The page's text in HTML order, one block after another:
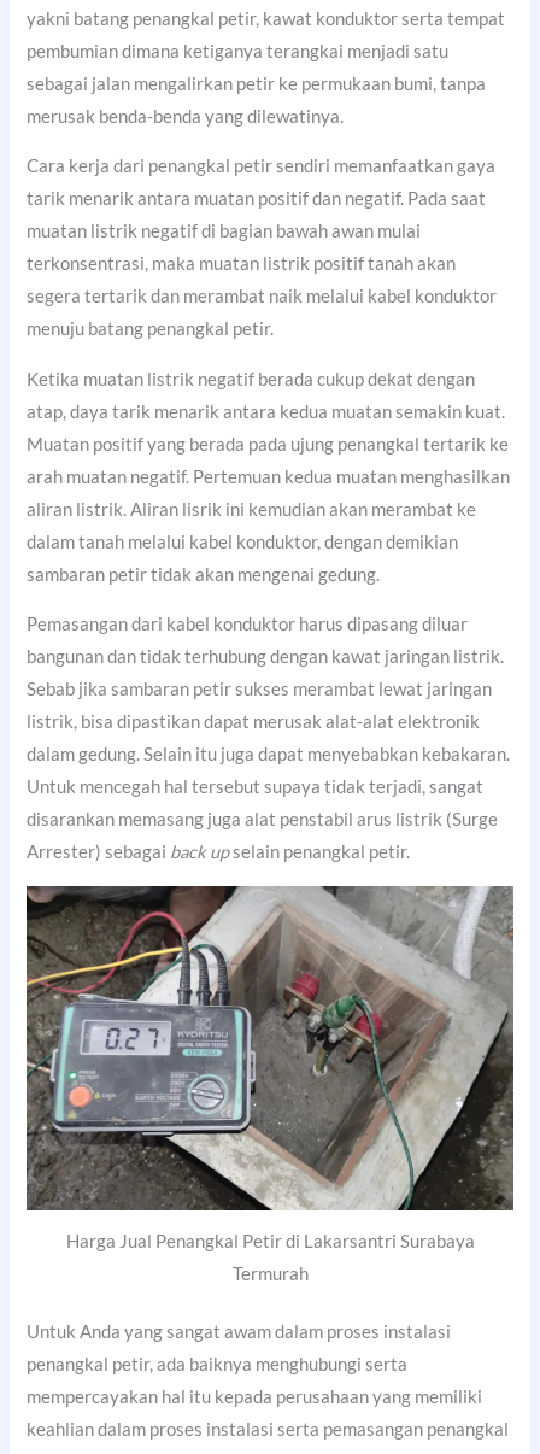
yakni batang penangkal petir, kawat konduktor serta tempat
pembumian dimana ketiganya terangkai menjadi satu
sebagai jalan mengalirkan petir ke permukaan bumi, tanpa
merusak benda-benda yang dilewatinya.
Cara kerja dari penangkal petir sendiri memanfaatkan gaya
tarik menarik antara muatan positif dan negatif. Pada saat
muatan listrik negatif di bagian bawah awan mulai
terkonsentrasi, maka muatan listrik positif tanah akan
segera tertarik dan merambat naik melalui kabel konduktor
menuju batang penangkal petir.
Ketika muatan listrik negatif berada cukup dekat dengan
atap, daya tarik menarik antara kedua muatan semakin kuat.
Muatan positif yang berada pada ujung penangkal tertarik ke
arah muatan negatif. Pertemuan kedua muatan menghasilkan
aliran listrik. Aliran lisrik ini kemudian akan merambat ke
dalam tanah melalui kabel konduktor, dengan demikian
sambaran petir tidak akan mengenai gedung.
Pemasangan dari kabel konduktor harus dipasang diluar
bangunan dan tidak terhubung dengan kawat jaringan listrik.
Sebab jika sambaran petir sukses merambat lewat jaringan
listrik, bisa dipastikan dapat merusak alat-alat elektronik
dalam gedung. Selain itu juga dapat menyebabkan kebakaran.
Untuk mencegah hal tersebut supaya tidak terjadi, sangat
disarankan memasang juga alat penstabil arus listrik (Surge
Arrester) sebagai back upselain penangkal petir.
Harga Jual Penangkal Petir di Lakarsantri Surabaya
Termurah
Untuk Anda yang sangat awam dalam proses instalasi
penangkal petir, ada baiknya menghubungi serta
mempercayakan hal itu kepada perusahaan yang memiliki
keahlian dalam proses instalasi serta pemasangan penangkal